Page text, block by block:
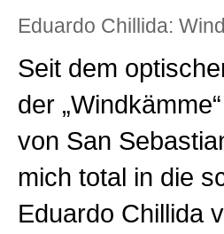
Eduardo Chillida:
Seit dem
der
von San
mich total in die
Eduardo Chillida